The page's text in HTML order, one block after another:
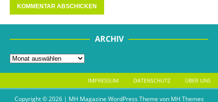
ARCHIV
IMPRESSUM DATENSCHUTZ ÜBER UNS
Copyright © 2026 | MH Magazine WordPress Theme von MH Themes